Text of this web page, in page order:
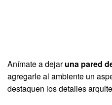
Anímate a dejaruna pared
agregarle al ambiente un
destaquen los detalles